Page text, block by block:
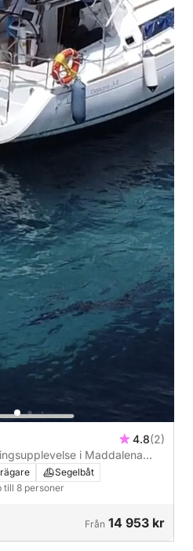
4.8(2)
i Maddalena
från Cannigione
Segelbåt
till 8 personer
Från 14 953 kr